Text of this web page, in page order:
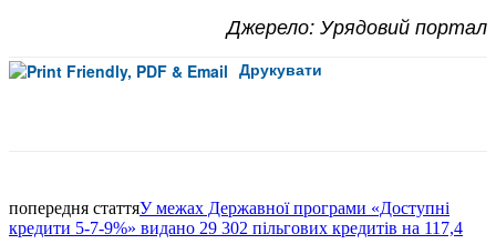
Джерело: Урядовий портал
Друкувати
попередня статтяУ межах Державної програми «Доступні
кредити 5-7-9%» видано 29 302 пільгових кредитів на 117,4